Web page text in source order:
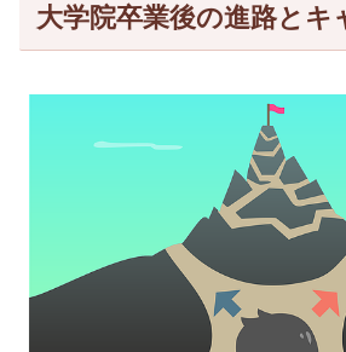
大学院卒業後の進路とキ